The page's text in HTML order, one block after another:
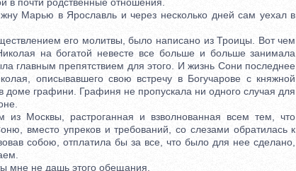
в почти родственные отношения.
Марью в Ярославль и через несколько дней сам уехал в
его молитвы, было написано из Троицы. Вот чем
на богатой невесте все больше и больше занимала
главным препятствием для этого. И жизнь Сони последнее
описывавшего свою встречу в Богучарове с княжной
доме графини. Графиня не пропускала ни одного случая для
Москвы, растроганная и взволнованная всем тем, что
вместо упреков и требований, со слезами обратилась к
собою, отплатила бы за все, что было для нее сделано,
мне не дашь этого обещания.